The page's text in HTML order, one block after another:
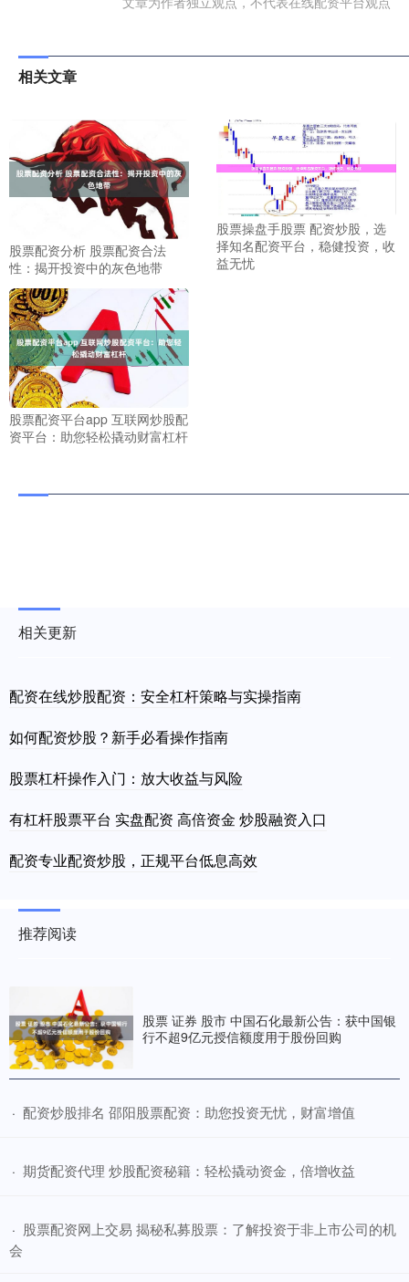
相关文章
股票配资分析 股票配资合法
性：揭开投资中的灰色地带
股票操盘手股票 配资炒股，选
择知名配资平台，稳健投资，收
益无忧
股票配资平台app 互联网炒股配
资平台：助您轻松撬动财富杠杆
相关更新
配资在线炒股配资：安全杠杆策略与实操指南
如何配资炒股？新手必看操作指南
股票杠杆操作入门：放大收益与风险
有杠杆股票平台 实盘配资 高倍资金 炒股融资入口
配资专业配资炒股，正规平台低息高效
推荐阅读
股票 证券 股市 中国石化最新公告：获中国银
行不超9亿元授信额度用于股份回购
· ​配资炒股排名 邵阳股票配资：助您投资无忧，财富增值
· ​期货配资代理 炒股配资秘籍：轻松撬动资金，倍增收益
· ​股票配资网上交易 揭秘私募股票：了解投资于非上市公司的机
会